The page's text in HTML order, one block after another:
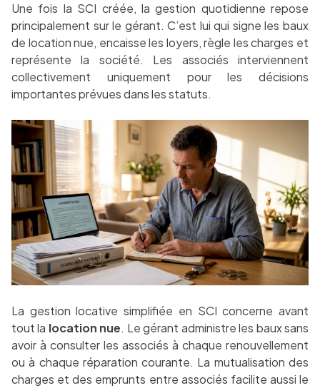
Une fois la SCI créée, la gestion quotidienne repose
principalement sur le gérant. C’est lui qui signe les baux
de location nue, encaisse les loyers, règle les charges et
représente la société. Les associés interviennent
collectivement uniquement pour les décisions
importantes prévues dans les statuts.
La gestion locative simplifiée en SCI concerne avant
tout la location nue. Le gérant administre les baux sans
avoir à consulter les associés à chaque renouvellement
ou à chaque réparation courante. La mutualisation des
charges et des emprunts entre associés facilite aussi le